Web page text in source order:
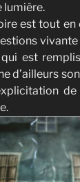
lumière.
est tout
vivante
est
d’ailleurs